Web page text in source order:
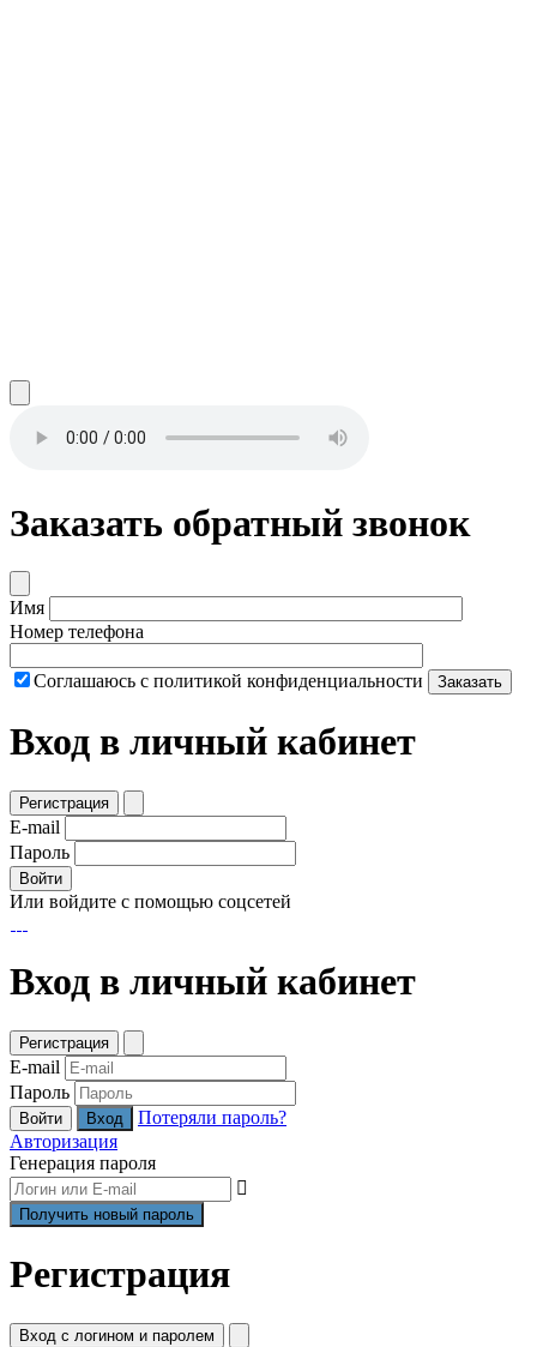
Заказать обратный звонок
Имя
Номер телефона
Соглашаюсь с политикой конфиденциальности Заказать
Вход в личный кабинет
Регистрация
E-mail
Пароль
Войти
Или войдите с помощью соцсетей
Вход в личный кабинет
Регистрация
E-mail
Пароль
Войти
Потеряли пароль?
Авторизация
Генерация пароля
Регистрация
Вход с логином и паролем